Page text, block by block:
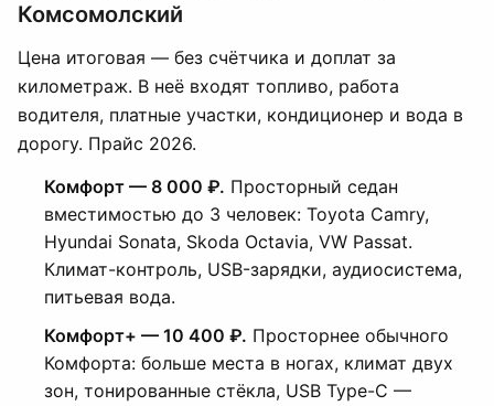
Комсомолский
Цена итоговая — без счётчика и доплат за
километраж. В неё входят топливо, работа
водителя, платные участки, кондиционер и вода в
дорогу. Прайс 2026.
Комфорт — 8 000 ₽. Просторный седан
вместимостью до 3 человек: Toyota Camry,
Hyundai Sonata, Skoda Octavia, VW Passat.
Климат-контроль, USB-зарядки, аудиосистема,
питьевая вода.
Комфорт+ — 10 400 ₽. Просторнее обычного
Комфорта: больше места в ногах, климат двух
зон, тонированные стёкла, USB Type-C —